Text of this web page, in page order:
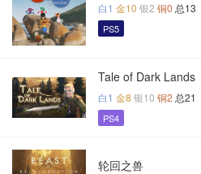
白1 金10 银2 铜0 总13
PS5
Tale of Dark Lands
白1 金8 银10 铜2 总21
PS4
轮回之兽